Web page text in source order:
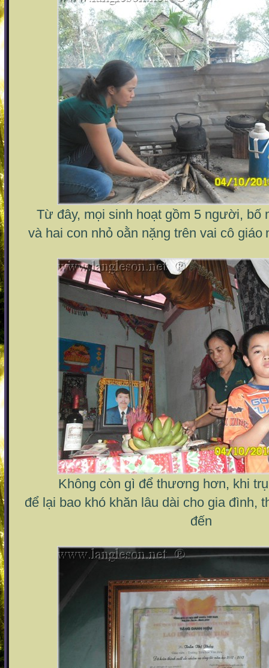
Từ đây, mọi sinh hoạt gồm 5 người, bố
và hai con nhỏ oằn nặng trên vai cô giáo
Không còn gì để thương hơn, khi
để lại bao khó khăn lâu dài cho gia đình,
đến